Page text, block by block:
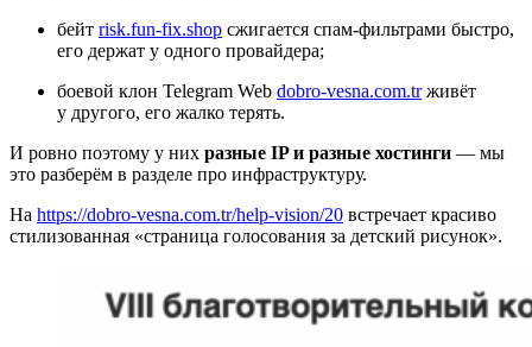
бейт risk.fun‑fix.shop сжигается спам‑фильтрами быстро,
его держат у одного провайдера;
боевой клон Telegram Web dobro‑vesna.com.trживёт
у другого, его жалко терять.
И ровно поэтому у них разные IP и разные хостинги — мы
это разберём в разделе про инфраструктуру.
На https://dobro‑vesna.com.tr/help‑vision/20 встречает красиво
стилизованная «страница голосования за детский рисунок».